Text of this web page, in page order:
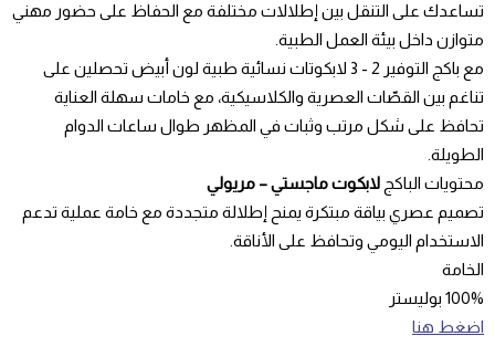
تساعدك على التنقل بين إطلالات مختلفة مع الحفاظ على حضور مهني
متوازن داخل بيئة العمل الطبية.
مع باكج التوفير 2 - 3 لابكوتات نسائية طبية لون أبيض تحصلين على
تناغم بين القصّات العصرية والكلاسيكية، مع خامات سهلة العناية
تحافظ على شكل مرتب وثبات في المظهر طوال ساعات الدوام
الطويلة.
محتويات الباكج لابكوت ماجستي – مريولي
تصميم عصري بياقة مبتكرة يمنح إطلالة متجددة مع خامة عملية تدعم
الاستخدام اليومي وتحافظ على الأناقة.
الخامة
100% بوليستر
اضغط هنا